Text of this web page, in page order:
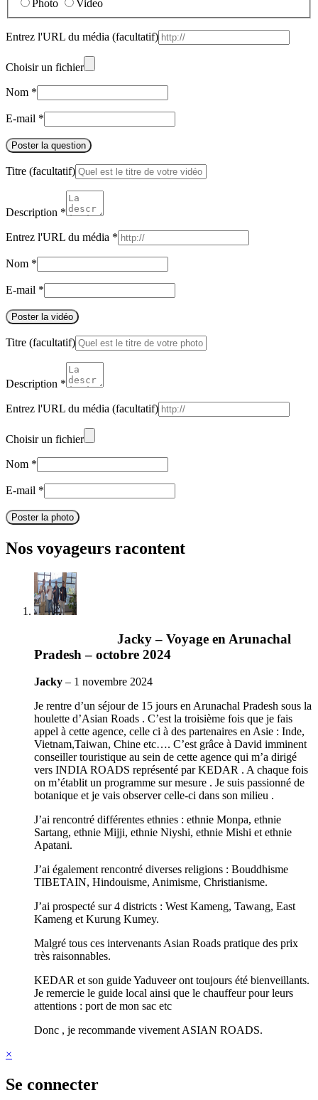
Photo Video
Entrez l'URL du média (facultatif)
Choisir un fichier
Nom *
E-mail *
Poster la question
Titre (facultatif)
Description *
Entrez l'URL du média *
Nom *
E-mail *
Poster la vidéo
Titre (facultatif)
Description *
Entrez l'URL du média (facultatif)
Choisir un fichier
Nom *
E-mail *
Poster la photo
Nos voyageurs racontent
Jacky – Voyage en Arunachal
Pradesh – octobre 2024
Jacky – 1 novembre 2024
Je rentre d’un séjour de 15 jours en Arunachal Pradesh sous la
houlette d’Asian Roads . C’est la troisième fois que je fais
appel à cette agence, celle ci à des partenaires en Asie : Inde,
Vietnam,Taiwan, Chine etc…. C’est grâce à David imminent
conseiller touristique au sein de cette agence qui m’a dirigé
vers INDIA ROADS représenté par KEDAR . A chaque fois
on m’établit un programme sur mesure . Je suis passionné de
botanique et je vais observer celle-ci dans son milieu .
J’ai rencontré différentes ethnies : ethnie Monpa, ethnie
Sartang, ethnie Mijji, ethnie Niyshi, ethnie Mishi et ethnie
Apatani.
J’ai également rencontré diverses religions : Bouddhisme
TIBETAIN, Hindouisme, Animisme, Christianisme.
J’ai prospecté sur 4 districts : West Kameng, Tawang, East
Kameng et Kurung Kumey.
Malgré tous ces intervenants Asian Roads pratique des prix
très raisonnables.
KEDAR et son guide Yaduveer ont toujours été bienveillants.
Je remercie le guide local ainsi que le chauffeur pour leurs
attentions : port de mon sac etc
Donc , je recommande vivement ASIAN ROADS.
×
Se connecter